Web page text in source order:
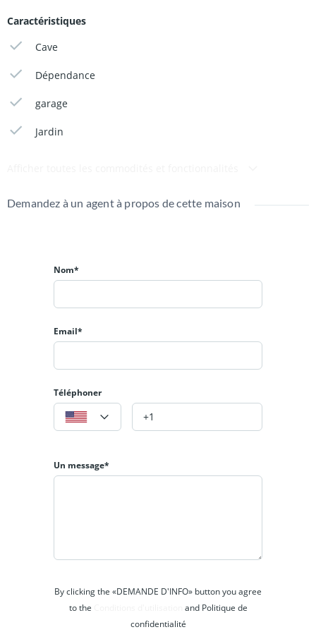
Ce bien possède
Prestations de qualité : parquet, vitraux, etc.
Cette maison a servi pour des événements tels que : baptême,
communion, mariage, retraite. Elle a également servi de décor
pour un film.
Caractéristiques
Cave
Dépendance
garage
Jardin
Demandez à un agent à propos de cette maison
Nom*
Email*
Téléphoner
Un message*
By clicking the «DEMANDE D'INFO» button you agree
to the
and Politique de
confidentialité